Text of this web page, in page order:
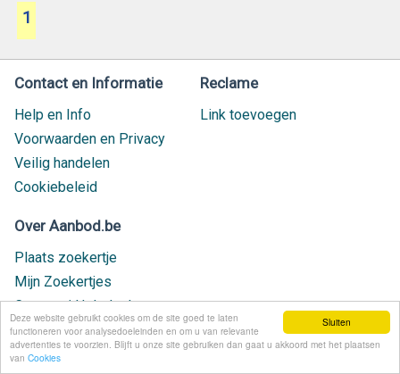
Sluiten
Deze website gebruikt cookies om de site goed te laten
functioneren voor analysedoeleinden en om u van relevante
advertenties te voorzien. Blijft u onze site gebruiken dan gaat u akkoord met het plaatsen
van Cookies
1
Contact en Informatie
Help en Info
Voorwaarden en Privacy
Veilig handelen
Cookiebeleid
Reclame
Link toevoegen
Over Aanbod.be
Plaats zoekertje
Mijn Zoekertjes
Contact / Helpdesk
Nieuw geplaatst